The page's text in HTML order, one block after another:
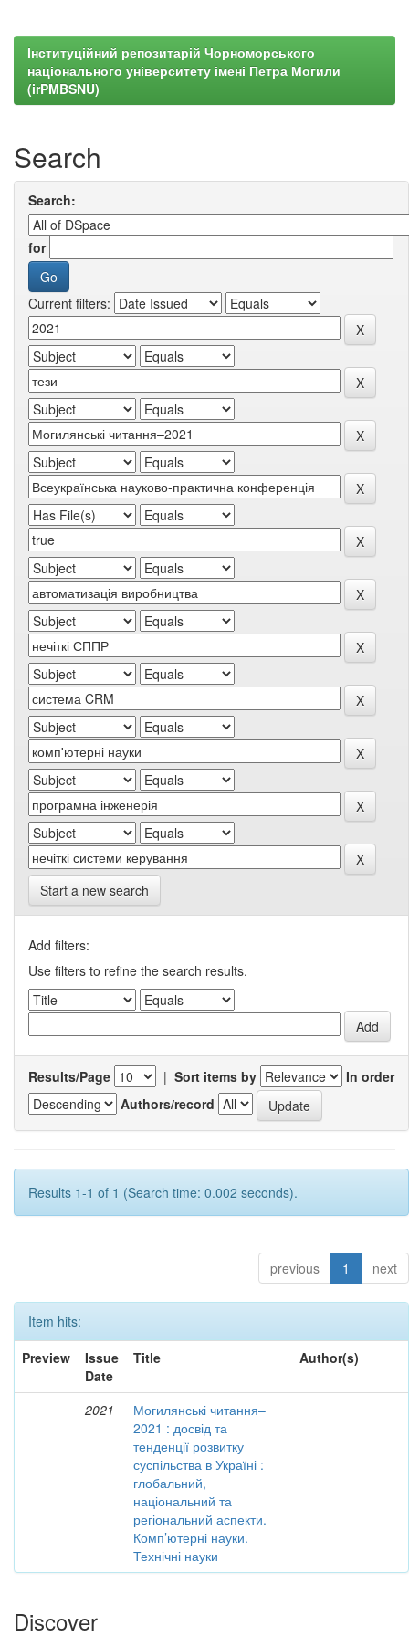
Інституційний репозитарій Чорноморського
національного університету імені Петра Могили
(irPMBSNU)
Search
Search:
for
Current filters:
Start a new search
Add filters:
Use filters to refine the search results.
Results/Page | Sort items by
In order
Authors/record
Results 1-1 of 1 (Search time: 0.002 seconds).
previous 1 next
Item hits:
Preview
Issue
Date
Title Author(s)
2021
Могилянські читання–
2021 : досвід та
тенденції розвитку
суспільства в Україні :
глобальний,
національний та
регіональний аспекти.
Комп’ютерні науки.
Технічні науки
Discover